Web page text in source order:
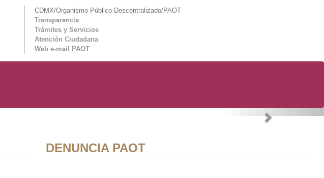
CDMX/Organismo Público Descentralizado/PAOT
Transparencia
Trámites y Servicios
Atención Ciudadana
Web e-mail PAOT
Next
DENUNCIA PAOT